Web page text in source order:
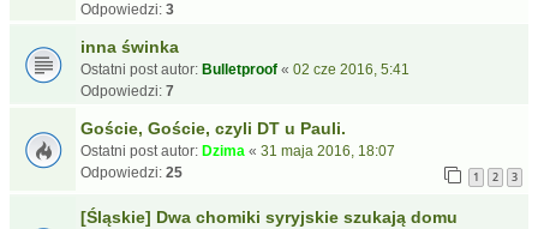
Odpowiedzi: 3
inna świnka
Ostatni post autor: Bulletproof « 02 cze 2016, 5:41
Odpowiedzi: 7
Goście, Goście, czyli DT u Pauli.
Ostatni post autor: Dzima « 31 maja 2016, 18:07
Odpowiedzi: 25 1 2 3
[Śląskie] Dwa chomiki syryjskie szukają domu